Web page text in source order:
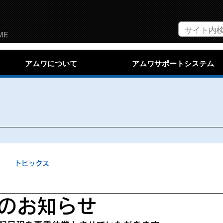
アムワについて アムワサポートシステム
トピックス
お知らせ